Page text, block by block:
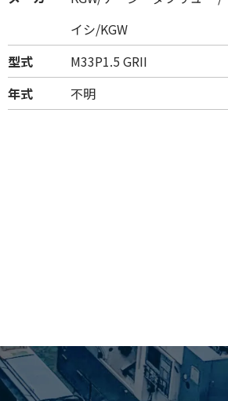
イシ/KGW
型式
M33P1.5 GRII
年式
不明